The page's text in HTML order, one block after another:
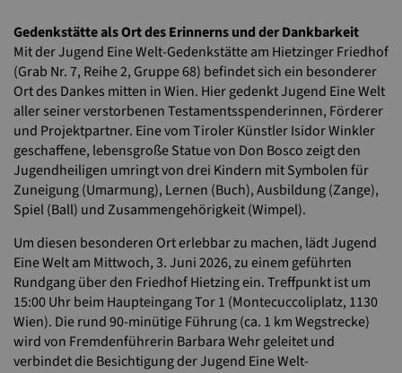
Gedenkstätte als Ort des Erinnerns und der Dankbarkeit
Mit der Jugend Eine Welt-Gedenkstätte am Hietzinger Friedhof
(Grab Nr. 7, Reihe 2, Gruppe 68) befindet sich ein besonderer
Ort des Dankes mitten in Wien. Hier gedenkt Jugend Eine Welt
aller seiner verstorbenen Testamentsspenderinnen, Förderer
und Projektpartner. Eine vom Tiroler Künstler Isidor Winkler
geschaffene, lebensgroße Statue von Don Bosco zeigt den
Jugendheiligen umringt von drei Kindern mit Symbolen für
Zuneigung (Umarmung), Lernen (Buch), Ausbildung (Zange),
Spiel (Ball) und Zusammengehörigkeit (Wimpel).
Um diesen besonderen Ort erlebbar zu machen, lädt Jugend
Eine Welt am Mittwoch, 3. Juni 2026, zu einem geführten
Rundgang über den Friedhof Hietzing ein. Treffpunkt ist um
15:00 Uhr beim Haupteingang Tor 1 (Montecuccoliplatz, 1130
Wien). Die rund 90-minütige Führung (ca. 1 km Wegstrecke)
wird von Fremdenführerin Barbara Wehr geleitet und
verbindet die Besichtigung der Jugend Eine Welt-